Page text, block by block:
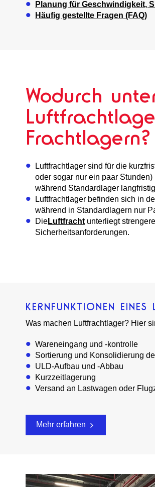
Planung für Geschwindigkeit,
Häufig gestellte Fragen (FAQ)
Wodurch
Frachtlagern?
Luftfrachtlager sind für die
oder sogar nur ein paar
während Standardlager
Luftfrachtlager befinden sich in
während in Standardlagern nur
DieLuftfracht unterliegt
Sicherheitsanforderungen.
KERNFUNKTIONEN EINES
Was machen Luftfrachtlager? Hier
Wareneingang und -kontrolle
Sortierung und Konsolidierung
ULD-Aufbau und -Abbau
Kurzzeitlagerung
Versand an Lastwagen oder
Mehr erfahren